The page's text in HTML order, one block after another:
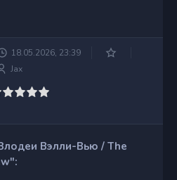
18.05.2026, 23:39
Jax
Вэлли-Вью / The